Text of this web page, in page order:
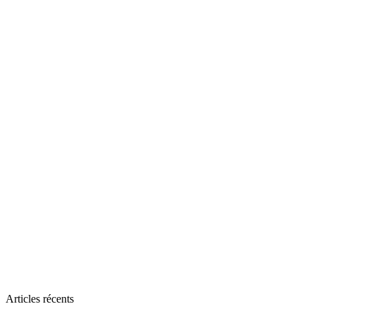
Articles récents